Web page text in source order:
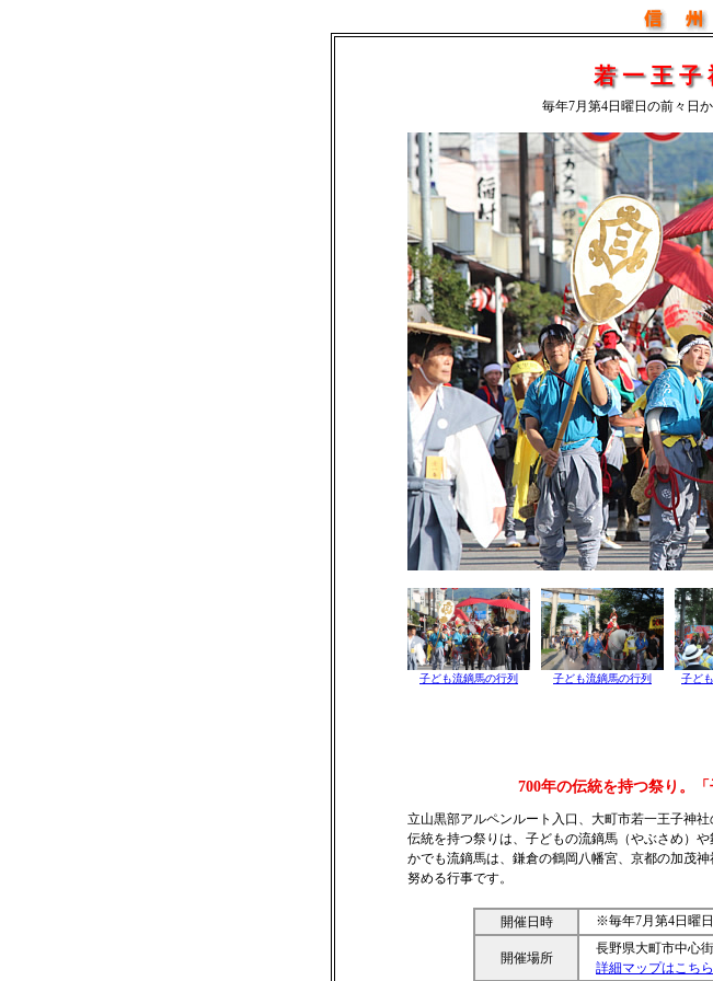
若一王子
毎年7月第4日曜日の前々日
子ども流鏑馬の行列 子ども流鏑馬の行列 子ど
700年の伝統を持つ祭り。
立山黒部アルペンルート入口、大町市若一王子神
伝統を持つ祭りは、子どもの流鏑馬（やぶさめ）
かでも流鏑馬は、鎌倉の鶴岡八幡宮、京都の加茂
努める行事です。
開催日時 ※毎年7月第4日曜
開催場所
長野県大町市中心
詳細マップはこちら